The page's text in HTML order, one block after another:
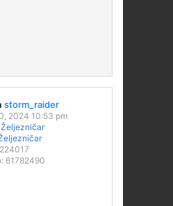
storm_raider
2024 10:53 pm
Željezničar
224017
61782490